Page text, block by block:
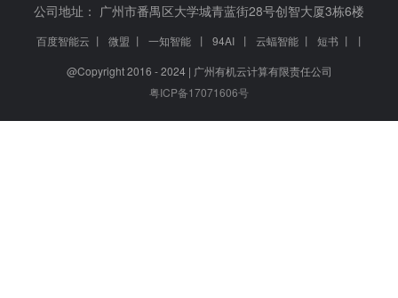
公司地址： 广州市番禺区大学城青蓝街28号创智大厦3栋6楼
百度智能云 丨 微盟 丨 一知智能 丨 94AI 丨 云蝠智能 丨 短书 丨
丨
@Copyright 2016 - 2024 | 广州有机云计算有限责任公司
粤ICP备17071606号